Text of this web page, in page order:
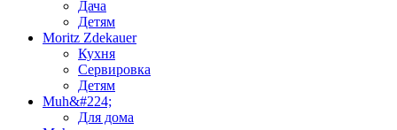
Дача
Детям
Moritz Zdekauer
Кухня
Сервировка
Детям
Muh&#224;
Для дома